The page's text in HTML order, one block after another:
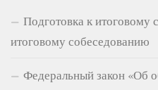
Подготовка к
итоговому собеседованию
Федеральный закон «Об